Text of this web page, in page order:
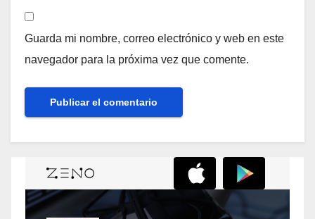
Guarda mi nombre, correo electrónico y web en este
navegador para la próxima vez que comente.